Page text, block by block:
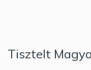
Tisztelt